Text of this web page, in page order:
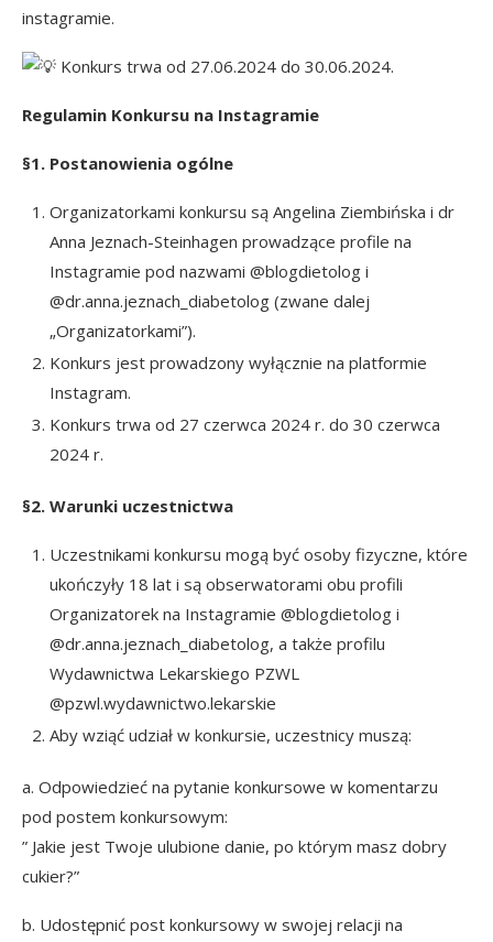
instagramie.
Konkurs trwa od 27.06.2024 do 30.06.2024.
Regulamin Konkursu na Instagramie
§1. Postanowienia ogólne
Organizatorkami konkursu są Angelina Ziembińska i dr
Anna Jeznach-Steinhagen prowadzące profile na
Instagramie pod nazwami @blogdietolog i
@dr.anna.jeznach_diabetolog (zwane dalej
„Organizatorkami”).
Konkurs jest prowadzony wyłącznie na platformie
Instagram.
Konkurs trwa od 27 czerwca 2024 r. do 30 czerwca
2024 r.
§2. Warunki uczestnictwa
Uczestnikami konkursu mogą być osoby fizyczne, które
ukończyły 18 lat i są obserwatorami obu profili
Organizatorek na Instagramie @blogdietolog i
@dr.anna.jeznach_diabetolog, a także profilu
Wydawnictwa Lekarskiego PZWL
@pzwl.wydawnictwo.lekarskie
Aby wziąć udział w konkursie, uczestnicy muszą:
a. Odpowiedzieć na pytanie konkursowe w komentarzu
pod postem konkursowym:
” Jakie jest Twoje ulubione danie, po którym masz dobry
cukier?”
b. Udostępnić post konkursowy w swojej relacji na